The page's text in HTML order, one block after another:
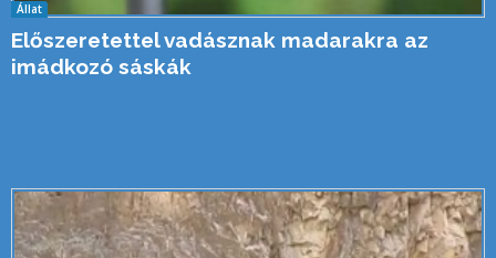
Állat
Előszeretettel vadásznak madarakra az
imádkozó sáskák